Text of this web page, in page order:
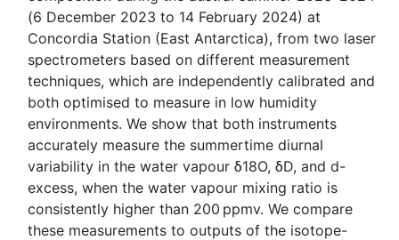
(6 December 2023 to 14 February 2024) at
Concordia Station (East Antarctica), from two laser
spectrometers based on different measurement
techniques, which are independently calibrated and
both optimised to measure in low humidity
environments. We show that both instruments
accurately measure the summertime diurnal
variability in the water vapour δ18O, δD, and d-
excess, when the water vapour mixing ratio is
consistently higher than 200 ppmv. We compare
these measurements to outputs of the isotope-